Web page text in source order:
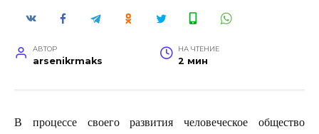
АВТОР
arsenikrmaks
НА ЧТЕНИЕ
2 мин
В процессе своего развития человеческое общество